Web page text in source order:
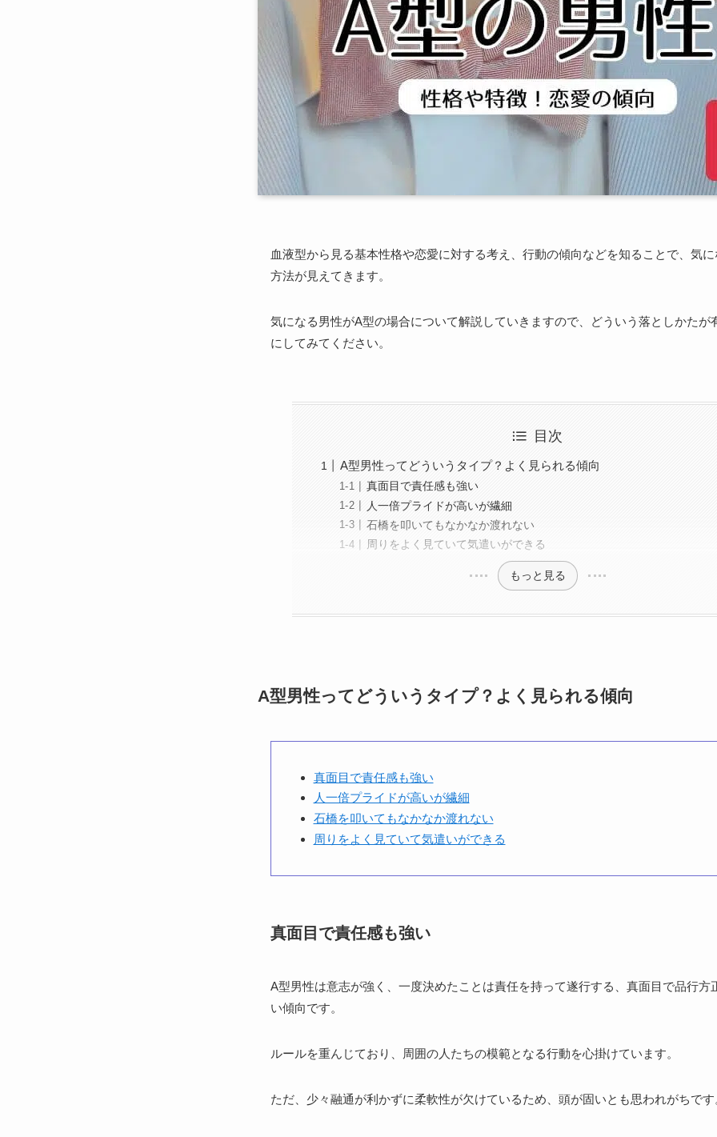
血液型から見る基本性格や恋愛に対する考え、行動の傾向などを知ることで、気
方法が見えてきます。
気になる男性がA型の場合について解説していきますので、どういう落としかたが
にしてみてください。
目次
A型男性ってどういうタイプ？よく見られる傾向
真面目で責任感も強い
人一倍プライドが高いが繊細
石橋を叩いてもなかなか渡れない
周りをよく見ていて気遣いができる
もっと見る
A型男性ってどういうタイプ？よく見られる傾向
真面目で責任感も強い
人一倍プライドが高いが繊細
石橋を叩いてもなかなか渡れない
周りをよく見ていて気遣いができる
真面目で責任感も強い
A型男性は意志が強く、一度決めたことは責任を持って遂行する、真面目で品行方
い傾向です。
ルールを重んじており、周囲の人たちの模範となる行動を心掛けています。
ただ、少々融通が利かずに柔軟性が欠けているため、頭が固いとも思われがちです